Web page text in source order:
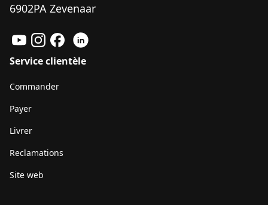
6902PA Zevenaar
Service clientèle
Commander
Payer
Livrer
Reclamations
Site web